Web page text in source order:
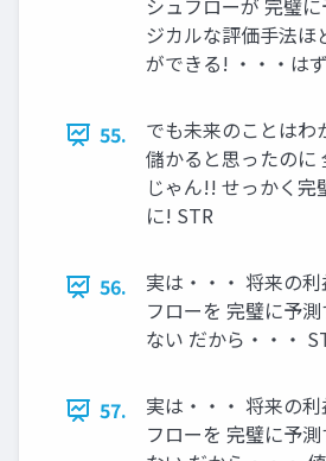
シュフローが 完璧
ジカルな評価手法ほ
ができる! ・・・は
55.
でも未来のことはわ
儲かると思ったのに
じゃん!! せっかく完
に! STR
56.
実は・・・ 将来の
フローを 完璧に予
ない だから・・・
57.
実は・・・ 将来の
フローを 完璧に予